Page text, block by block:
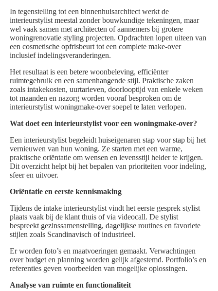
In tegenstelling tot een binnenhuisarchitect werkt de
interieurstylist meestal zonder bouwkundige tekeningen, maar
wel vaak samen met architecten of aannemers bij grotere
woningrenovatie styling projecten. Opdrachten lopen uiteen van
een cosmetische opfrisbeurt tot een complete make-over
inclusief indelingsveranderingen.
Het resultaat is een betere woonbeleving, efficiënter
ruimtegebruik en een samenhangende stijl. Praktische zaken
zoals intakekosten, uurtarieven, doorlooptijd van enkele weken
tot maanden en nazorg worden vooraf besproken om de
interieurstylist woningmake-over soepel te laten verlopen.
Wat doet een interieurstylist voor een woningmake-over?
Een interieurstylist begeleidt huiseigenaren stap voor stap bij het
vernieuwen van hun woning. Ze starten met een warme,
praktische oriëntatie om wensen en levensstijl helder te krijgen.
Dit overzicht helpt bij het bepalen van prioriteiten voor indeling,
sfeer en uitvoer.
Oriëntatie en eerste kennismaking
Tijdens de intake interieurstylist vindt het eerste gesprek stylist
plaats vaak bij de klant thuis of via videocall. De stylist
bespreekt gezinssamenstelling, dagelijkse routines en favoriete
stijlen zoals Scandinavisch of industrieel.
Er worden foto’s en maatvoeringen gemaakt. Verwachtingen
over budget en planning worden gelijk afgestemd. Portfolio’s en
referenties geven voorbeelden van mogelijke oplossingen.
Analyse van ruimte en functionaliteit